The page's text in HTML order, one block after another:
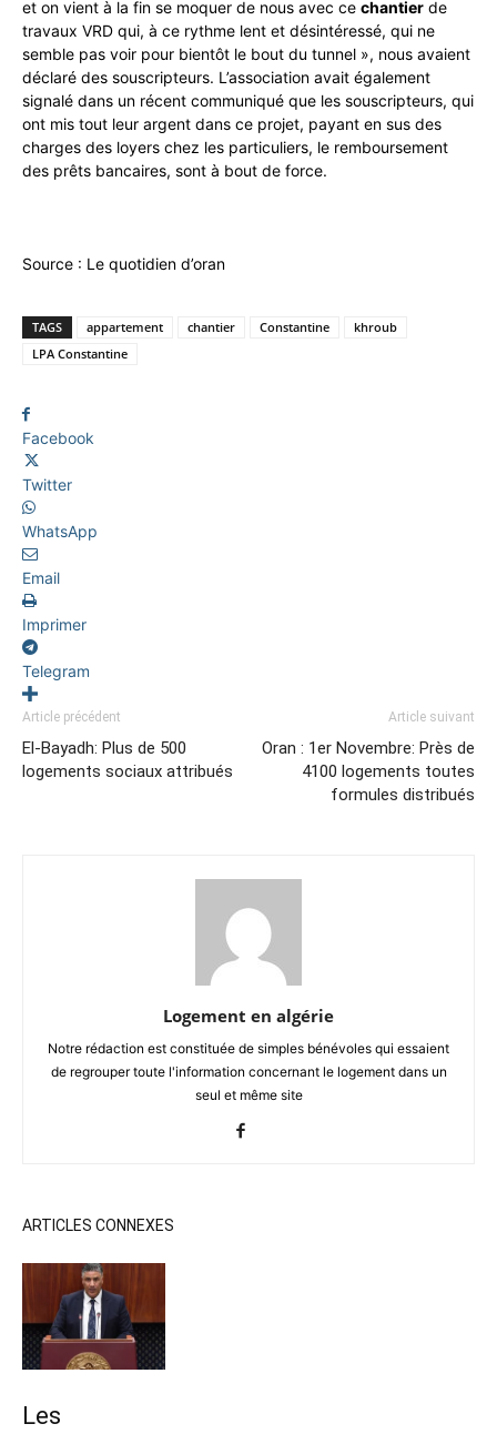
et on vient à la fin se moquer de nous avec ce chantier de
travaux VRD qui, à ce rythme lent et désintéressé, qui ne
semble pas voir pour bientôt le bout du tunnel », nous avaient
déclaré des souscripteurs. L’association avait également
signalé dans un récent communiqué que les souscripteurs, qui
ont mis tout leur argent dans ce projet, payant en sus des
charges des loyers chez les particuliers, le remboursement
des prêts bancaires, sont à bout de force.
Source : Le quotidien d’oran
TAGS appartement chantier Constantine
khroub
LPA Constantine
Facebook
Twitter
WhatsApp
Email
Imprimer
Telegram
Article précédent
El-Bayadh: Plus de 500
logements sociaux attribués
Article suivant
Oran : 1er Novembre: Près de
4100 logements toutes
formules distribués
Logement en algérie
Notre rédaction est constituée de simples bénévoles qui essaient
de regrouper toute l'information concernant le logement dans un
seul et même site
ARTICLES CONNEXES
Les